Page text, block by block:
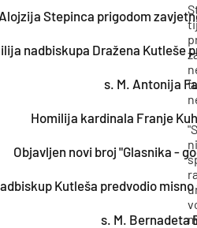
Stepinca prigodom
nadbiskupa Dražena Kutleše
s. M. Antonija
Homilija kardinala Franje
Objavljen novi broj "Glasnika -
Kutleša predvodio
s. M. Bernadeta